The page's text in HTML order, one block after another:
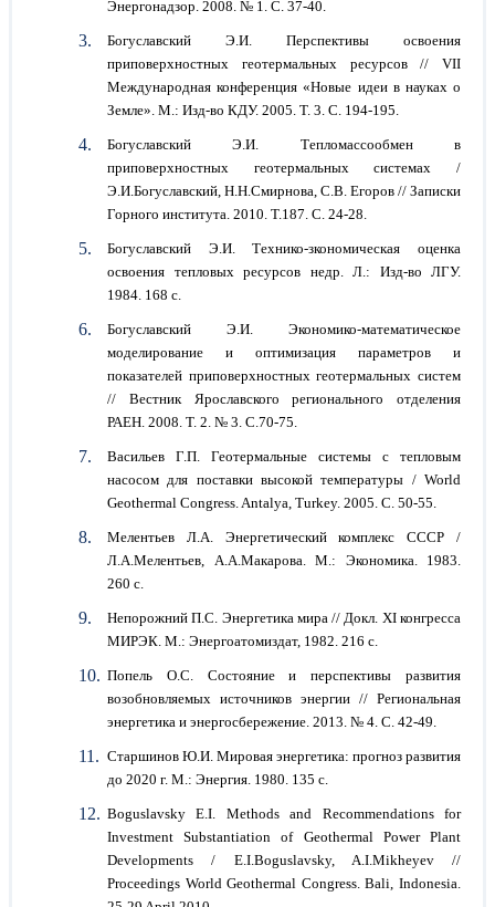
Энергонадзор. 2008. № 1. С. 37-40.
Богуславский Э.И. Перспективы освоения
приповерхностных геотермальных ресурсов // VII
Международная конференция «Новые идеи в науках о
Земле». М.: Изд-во КДУ. 2005. Т. 3. С. 194-195.
Богуславский Э.И. Тепломассообмен в
приповерхностных геотермальных системах /
Э.И.Богуславский, Н.Н.Смирнова, С.В. Егоров // Записки
Горного института. 2010. Т.187. С. 24-28.
Богуславский Э.И. Технико-зкономическая оценка
освоения тепловых ресурсов недр. Л.: Изд-во ЛГУ.
1984. 168 с.
Богуславский Э.И. Экономико-математическое
моделирование и оптимизация параметров и
показателей приповерхностных геотермальных систем
// Вестник Ярославского регионального отделения
РАЕН. 2008. Т. 2. № 3. С.70-75.
Васильев Г.П. Геотермальные системы с тепловым
насосом для поставки высокой температуры / World
Geothermal Congress. Antalya, Turkey. 2005. С. 50-55.
Мелентьев Л.А. Энергетический комплекс СССР /
Л.А.Мелентьев, А.А.Макарова. М.: Экономика. 1983.
260 с.
Непорожний П.С. Энергетика мира // Докл. XI конгресса
МИРЭК. М.: Энергоатомиздат, 1982. 216 с.
Попель О.С. Состояние и перспективы развития
возобновляемых источников энергии // Региональная
энергетика и энергосбережение. 2013. № 4. С. 42-49.
Старшинов Ю.И. Мировая энергетика: прогноз развития
до 2020 г. М.: Энергия. 1980. 135 с.
Boguslavsky E.I. Methods and Recommendations for
Investment Substantiation of Geothermal Power Plant
Developments / E.I.Boguslavsky, A.I.Mikheyev //
Proceedings World Geothermal Congress. Bali, Indonesia.